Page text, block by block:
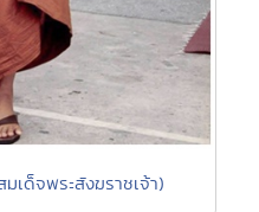
เด็จพระสังฆราชเจ้า)